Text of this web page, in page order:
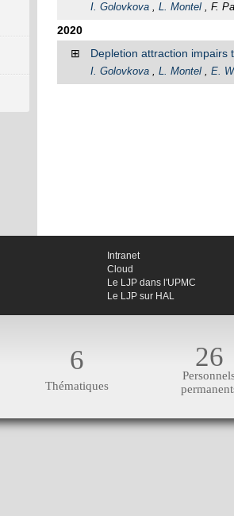
I. Golovkova , L. Montel , F.
2020
⊞
Depletion attraction impairs
I. Golovkova , L. Montel , E.
Intranet
Cloud
Le LJP dans l'UPMC
Le LJP sur HAL
6
Thématiques
26